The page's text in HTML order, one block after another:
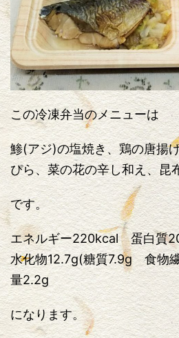
この冷凍弁当のメニューは
鯵(アジ)の塩焼き、鶏の唐揚
ぴら、菜の花の辛し和え、昆
です。
エネルギー220kcal 蛋白
水化物12.7g(糖質7.9g 食物
量2.2g
になります。